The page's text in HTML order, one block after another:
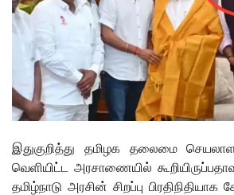
இதுகுறித்து தமிழக தலைமை
வெளியிட்ட அரசாணையில்
தமிழ்நாடு அரசின் சிறப்பு